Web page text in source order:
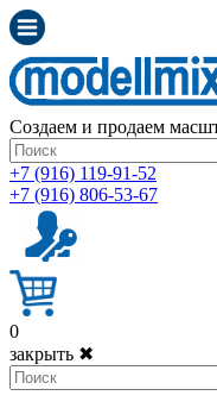
Создаем и продаем
+7 (916) 119-91-52
+7 (916) 806-53-67
0
закрыть ✖